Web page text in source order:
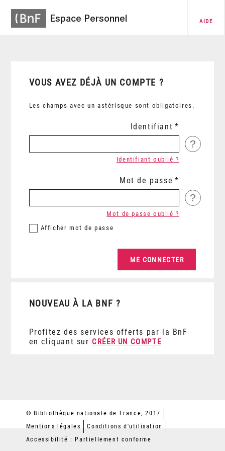
Espace Personnel AIDE
VOUS AVEZ DÉJÀ UN COMPTE ?
Les champs avec un astérisque sont obligatoires.
Identifiant
?
Identifiant oublié ?
Mot de passe
?
Afficher mot de passe
Mot de passe oublié ?
NOUVEAU À LA BNF ?
Profitez des services offerts par la BnF
en cliquant sur CRÉER UN COMPTE
© Bibliothèque nationale de France, 2017
Mentions légales
Conditions d'utilisation
Accessibilité : Partiellement conforme